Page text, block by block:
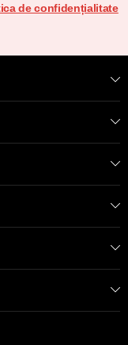
de confidențialitate